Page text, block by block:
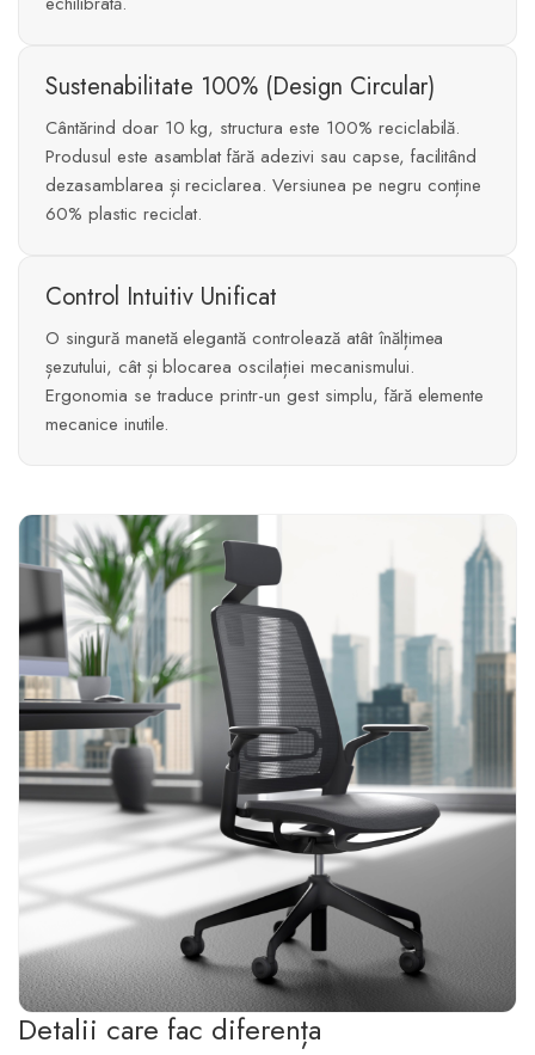
Sustenabilitate 100% (Design Circular)
Cântărind doar 10 kg, structura este 100% reciclabilă.
Produsul este asamblat fără adezivi sau capse, facilitând
dezasamblarea și reciclarea. Versiunea pe negru conține
60% plastic reciclat.
Control Intuitiv Unificat
O singură manetă elegantă controlează atât înălțimea
șezutului, cât și blocarea oscilației mecanismului.
Ergonomia se traduce printr-un gest simplu, fără elemente
mecanice inutile.
Detalii care fac diferența